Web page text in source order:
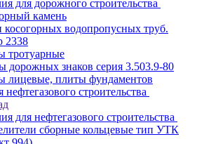
для дорожного строительства
камень
косогорных водопропусных труб.
тротуарные
дорожных знаков серия 3.503.9-80
лицевые, плиты фундаментов
нефтегазового строительства
для нефтегазового строительства
сборные кольцевые тип УТК